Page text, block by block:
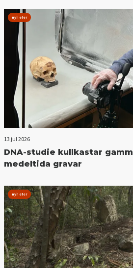
nyheter
13 jul 2026
DNA-studie kullkastar
medeltida gravar
nyheter